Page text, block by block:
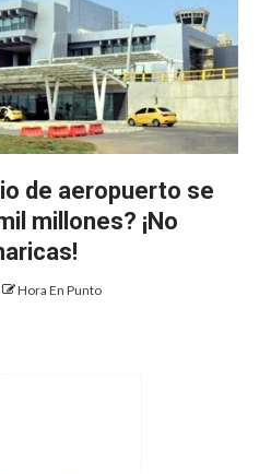
de aeropuerto se
millones? ¡No
Hora En Punto